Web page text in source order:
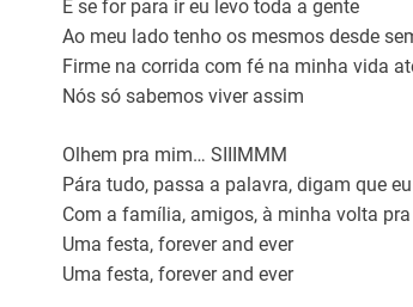
E se for para ir eu levo toda a gente
Ao meu lado tenho os mesmos desde
Firme na corrida com fé na minha vida
Nós só sabemos viver assim
Olhem pra mim… SIIIMMM
Pára tudo, passa a palavra, digam que
Com a família, amigos, à minha volta
Uma festa, forever and ever
Uma festa, forever and ever